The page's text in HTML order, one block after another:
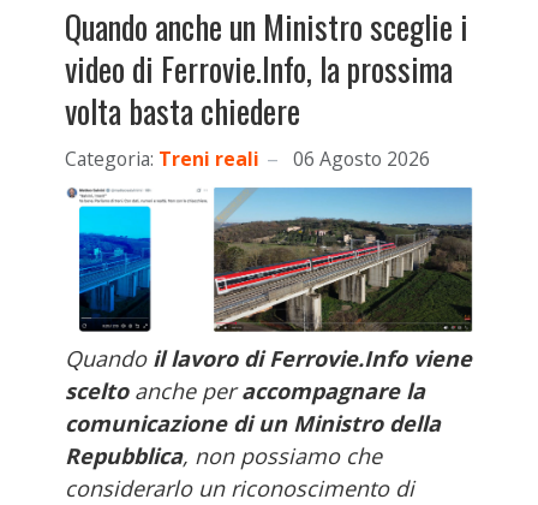
Quando anche un Ministro sceglie i
video di Ferrovie.Info, la prossima
volta basta chiedere
Categoria: Treni reali 06 Agosto 2026
Quando il lavoro di Ferrovie.Info viene
scelto anche peraccompagnare la
comunicazione di un Ministro della
Repubblica, non possiamo che
considerarlo un riconoscimento di